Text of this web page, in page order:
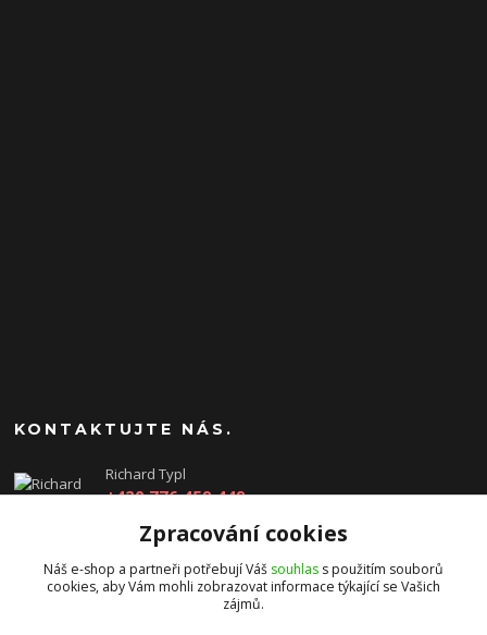
KONTAKTUJTE NÁS.
Richard Typl
+420 776 459 449
obchod@rtgames.cz
Zpracování cookies
Náš e-shop a partneři potřebují Váš souhlas s použitím souborů
cookies, aby Vám mohli zobrazovat informace týkající se Vašich
zájmů.